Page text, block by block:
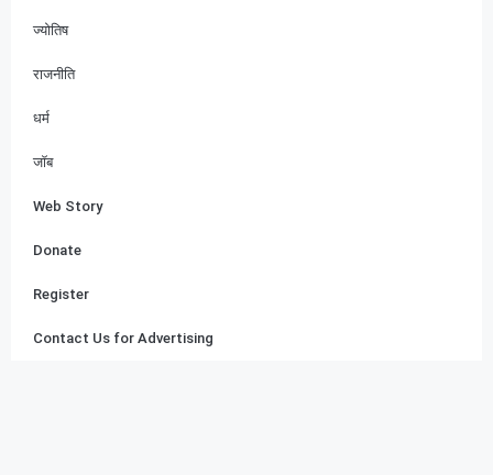
ज्योतिष
राजनीति
धर्म
जॉब
Web Story
Donate
Register
Contact Us for Advertising